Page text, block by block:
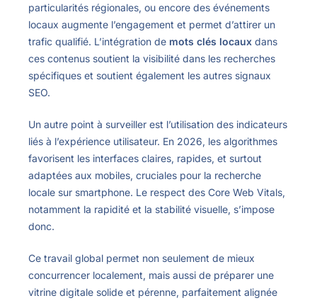
particularités régionales, ou encore des événements
locaux augmente l’engagement et permet d’attirer un
trafic qualifié. L’intégration de mots clés locaux dans
ces contenus soutient la visibilité dans les recherches
spécifiques et soutient également les autres signaux
SEO.
Un autre point à surveiller est l’utilisation des indicateurs
liés à l’expérience utilisateur. En 2026, les algorithmes
favorisent les interfaces claires, rapides, et surtout
adaptées aux mobiles, cruciales pour la recherche
locale sur smartphone. Le respect des Core Web Vitals,
notamment la rapidité et la stabilité visuelle, s’impose
donc.
Ce travail global permet non seulement de mieux
concurrencer localement, mais aussi de préparer une
vitrine digitale solide et pérenne, parfaitement alignée